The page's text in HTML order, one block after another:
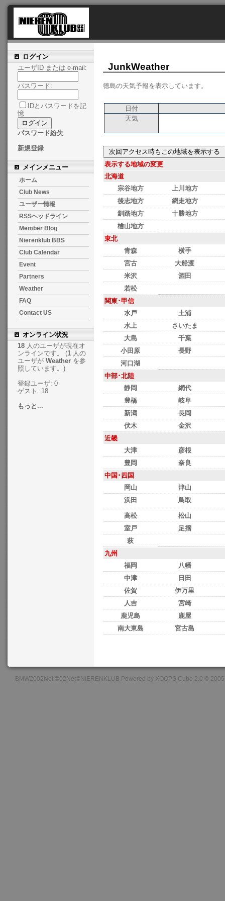
ログイン
ユーザID または e-mail:
パスワード:
IDとパスワードを記
憶
パスワード紛失
新規登録
メインメニュー
ホーム
Club News
ユーザー情報
RSSヘッドライン
Member Blog
Nierenklub BBS
Club Calendar
Event
Partners
Weather
FAQ
Contact US
オンライン状況
18 人のユーザが現在オ
ンラインです。 (1 人の
ユーザが Weather を参
照しています。)
登録ユーザ: 0
ゲスト: 18
もっと...
JunkWeather
徳島の天気予報を表示しています。
日付
天気
表示する地域の変更
北海道
宗谷地方
上川地方
後志地方
網走地方
釧路地方
十勝地方
檜山地方
東北
青森
横手
宮古
大船渡
米沢
酒田
若松
関東･甲信
水戸
土浦
水上
さいたま
大島
千葉
小田原
長野
河口湖
中部･北陸
静岡
網代
豊橋
岐阜
新潟
長岡
伏木
金沢
近畿
大津
彦根
豊岡
奈良
中国･四国
岡山
津山
浜田
鳥取
高松
松山
室戸
足摺
萩
九州
福岡
八幡
中津
日田
佐賀
伊万里
人吉
宮崎
鹿児島
鹿屋
南大東島
宮古島
BMW2002Net ©02Net©NIERENKLUB Powered by XOOPS Cube 2.0 ©